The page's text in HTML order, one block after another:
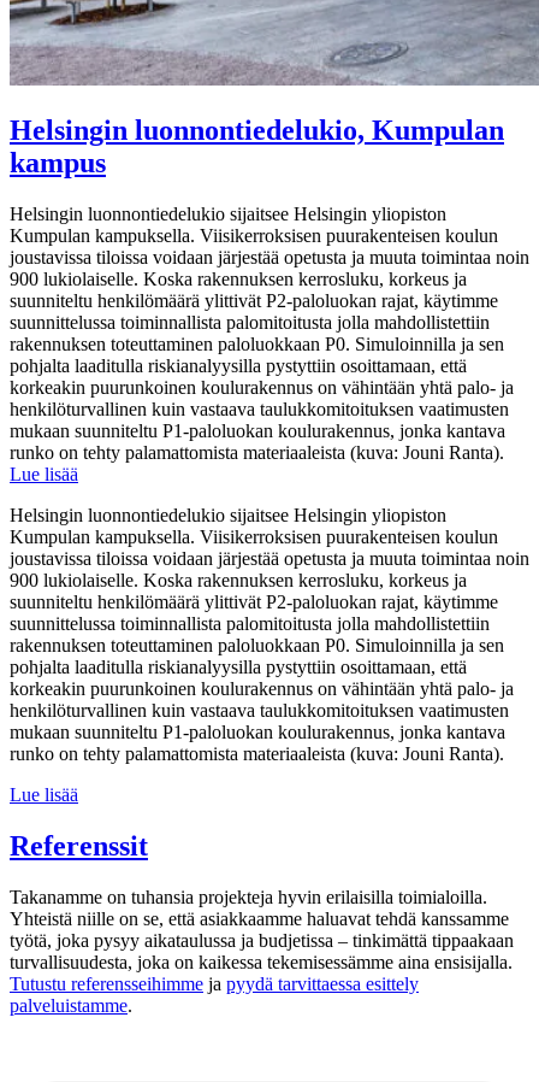
Helsingin luonnontiedelukio, Kumpulan
kampus
Helsingin luonnontiedelukio sijaitsee Helsingin yliopiston
Kumpulan kampuksella. Viisikerroksisen puurakenteisen koulun
joustavissa tiloissa voidaan järjestää opetusta ja muuta toimintaa noin
900 lukiolaiselle. Koska rakennuksen kerrosluku, korkeus ja
suunniteltu henkilömäärä ylittivät P2-paloluokan rajat, käytimme
suunnittelussa toiminnallista palomitoitusta jolla mahdollistettiin
rakennuksen toteuttaminen paloluokkaan P0. Simuloinnilla ja sen
pohjalta laaditulla riskianalyysilla pystyttiin osoittamaan, että
korkeakin puurunkoinen koulurakennus on vähintään yhtä palo- ja
henkilöturvallinen kuin vastaava taulukkomitoituksen vaatimusten
mukaan suunniteltu P1-paloluokan koulurakennus, jonka kantava
runko on tehty palamattomista materiaaleista (kuva: Jouni Ranta).
Lue lisää
Helsingin luonnontiedelukio sijaitsee Helsingin yliopiston
Kumpulan kampuksella. Viisikerroksisen puurakenteisen koulun
joustavissa tiloissa voidaan järjestää opetusta ja muuta toimintaa noin
900 lukiolaiselle. Koska rakennuksen kerrosluku, korkeus ja
suunniteltu henkilömäärä ylittivät P2-paloluokan rajat, käytimme
suunnittelussa toiminnallista palomitoitusta jolla mahdollistettiin
rakennuksen toteuttaminen paloluokkaan P0. Simuloinnilla ja sen
pohjalta laaditulla riskianalyysilla pystyttiin osoittamaan, että
korkeakin puurunkoinen koulurakennus on vähintään yhtä palo- ja
henkilöturvallinen kuin vastaava taulukkomitoituksen vaatimusten
mukaan suunniteltu P1-paloluokan koulurakennus, jonka kantava
runko on tehty palamattomista materiaaleista (kuva: Jouni Ranta).
Lue lisää
Referenssit
Takanamme on tuhansia projekteja hyvin erilaisilla toimialoilla.
Yhteistä niille on se, että asiakkaamme haluavat tehdä kanssamme
työtä, joka pysyy aikataulussa ja budjetissa – tinkimättä tippaakaan
turvallisuudesta, joka on kaikessa tekemisessämme aina ensisijalla.
Tutustu referensseihimme ja pyydä tarvittaessa esittely
palveluistamme.